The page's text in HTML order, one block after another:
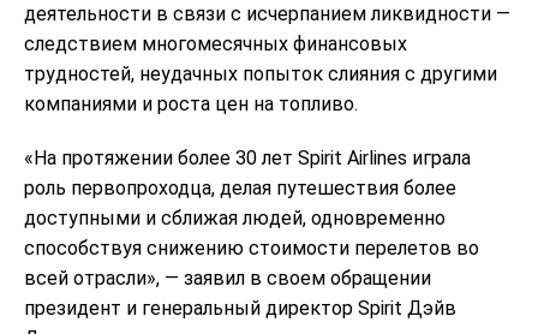
деятельности в связи с исчерпанием ликвидности —
следствием многомесячных финансовых
трудностей, неудачных попыток слияния с другими
компаниями и роста цен на топливо.
«На протяжении более 30 лет Spirit Airlines играла
роль первопроходца, делая путешествия более
доступными и сближая людей, одновременно
способствуя снижению стоимости перелетов во
всей отрасли», — заявил в своем обращении
президент и генеральный директор Spirit Дэйв